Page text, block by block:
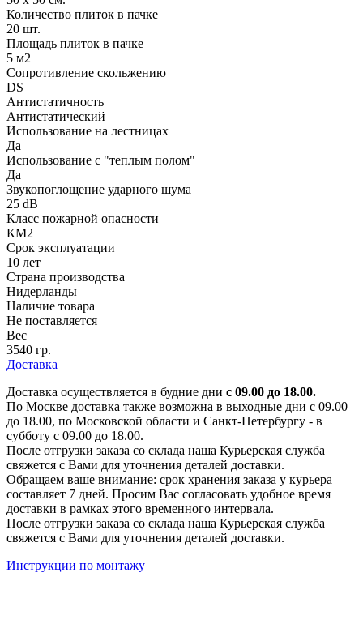
Количество плиток в пачке
20 шт.
Площадь плиток в пачке
5 м2
Сопротивление скольжению
DS
Антистатичность
Антистатический
Использование на лестницах
Да
Использование с "теплым полом"
Да
Звукопоглощение ударного шума
25 dB
Класс пожарной опасности
КМ2
Срок эксплуатации
10 лет
Страна производства
Нидерланды
Наличие товара
Не поставляется
Вес
3540 гр.
Доставка
Доставка осуществляется в будние дни с 09.00 до 18.00.
По Москве доставка также возможна в выходные дни с 09.00
до 18.00, по Московской области и Санкт-Петербургу - в
субботу с 09.00 до 18.00.
После отгрузки заказа со склада наша Курьерская служба
свяжется с Вами для уточнения деталей доставки.
Обращаем ваше внимание: срок хранения заказа у курьера
составляет 7 дней. Просим Вас согласовать удобное время
доставки в рамках этого временного интервала.
После отгрузки заказа со склада наша Курьерская служба
свяжется с Вами для уточнения деталей доставки.
Инструкции по монтажу